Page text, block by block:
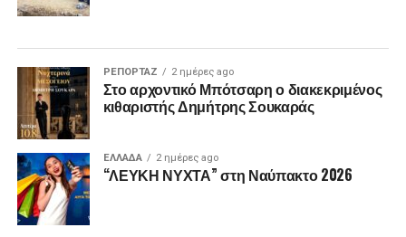
ΡΕΠΟΡΤΑΖ 2 ημέρες ago
Στο αρχοντικό Μπότσαρη ο διακεκριμένος
κιθαριστής Δημήτρης Σουκαράς
ΕΛΛΑΔΑ 2 ημέρες ago
“ΛΕΥΚΗ ΝΥΧΤΑ” στη Ναύπακτο 2026